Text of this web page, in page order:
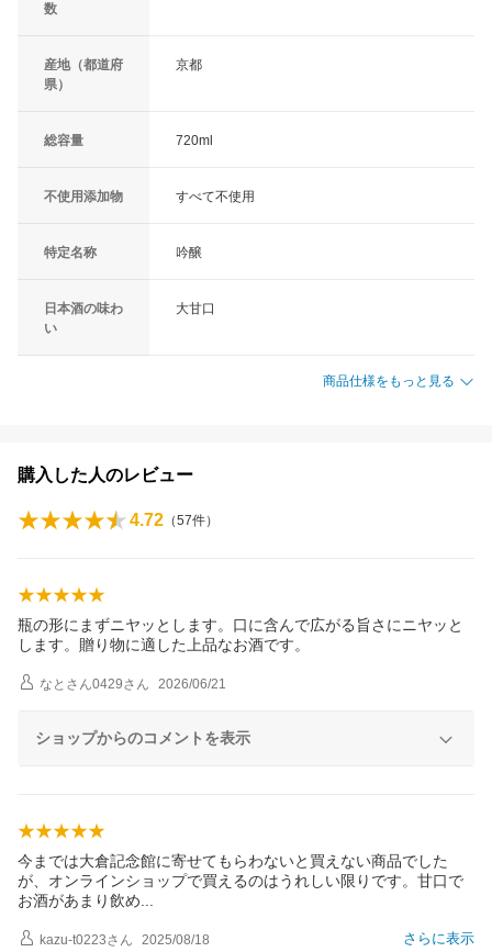
数
産地（都道府
県）
京都
総容量 720ml
不使用添加物 すべて不使用
特定名称 吟醸
日本酒の味わ
い
大甘口
商品仕様をもっと見る
購入した人のレビュー
4.72 （57件）
瓶の形にまずニヤッとします。口に含んで広がる旨さにニヤッと
します。贈り物に適した上品なお酒です。
なとさん0429さん 2026/06/21
ショップからのコメントを表示
今までは大倉記念館に寄せてもらわないと買えない商品でした
が、オンラインショップで買えるのはうれしい限りです。甘口で
お酒があまり飲め
さらに表示
kazu-t0223さん 2025/08/18